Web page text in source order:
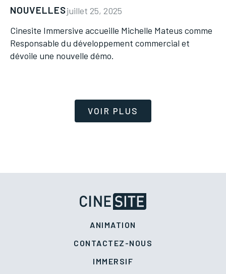
NOUVELLESjuillet 25, 2025
Cinesite Immersive accueille Michelle Mateus comme
Responsable du développement commercial et
dévoile une nouvelle démo.
ANIMATION
CONTACTEZ-NOUS
IMMERSIF